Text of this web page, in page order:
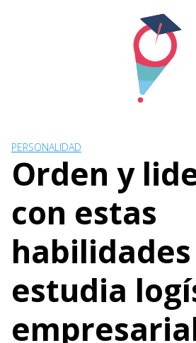
PERSONALIDAD
Orden y
con estas
habilidades
estudia